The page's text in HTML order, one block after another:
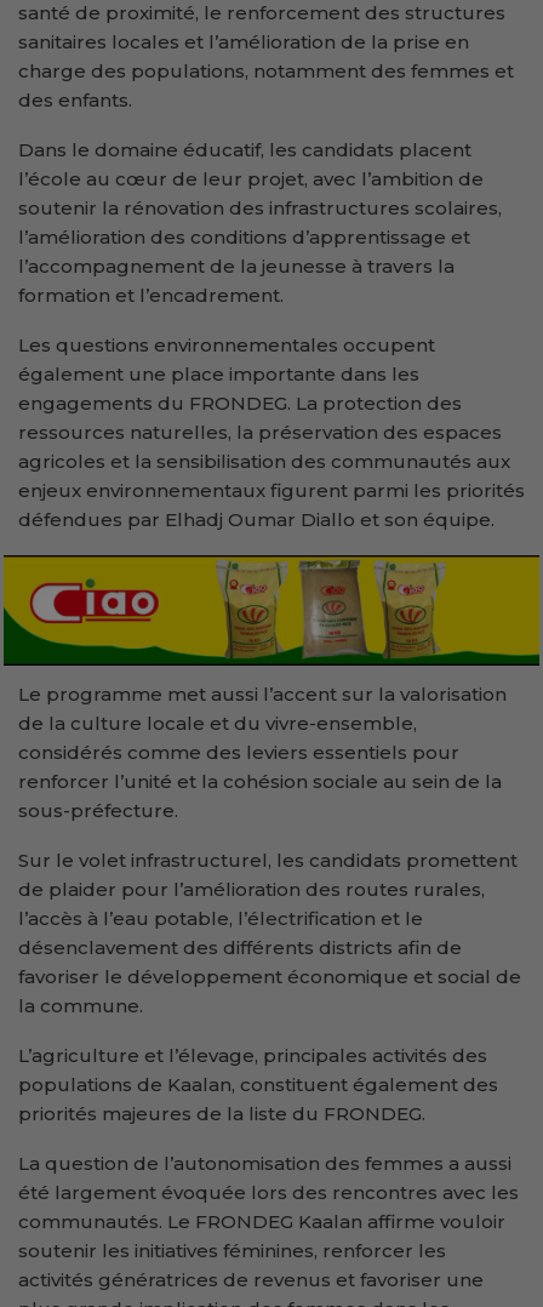
santé de proximité, le renforcement des structures
sanitaires locales et l’amélioration de la prise en
charge des populations, notamment des femmes et
des enfants.
Dans le domaine éducatif, les candidats placent
l’école au cœur de leur projet, avec l’ambition de
soutenir la rénovation des infrastructures scolaires,
l’amélioration des conditions d’apprentissage et
l’accompagnement de la jeunesse à travers la
formation et l’encadrement.
Les questions environnementales occupent
également une place importante dans les
engagements du FRONDEG. La protection des
ressources naturelles, la préservation des espaces
agricoles et la sensibilisation des communautés aux
enjeux environnementaux figurent parmi les priorités
défendues par Elhadj Oumar Diallo et son équipe.
Le programme met aussi l’accent sur la valorisation
de la culture locale et du vivre-ensemble,
considérés comme des leviers essentiels pour
renforcer l’unité et la cohésion sociale au sein de la
sous-préfecture.
Sur le volet infrastructurel, les candidats promettent
de plaider pour l’amélioration des routes rurales,
l’accès à l’eau potable, l’électrification et le
désenclavement des différents districts afin de
favoriser le développement économique et social de
la commune.
L’agriculture et l’élevage, principales activités des
populations de Kaalan, constituent également des
priorités majeures de la liste du FRONDEG.
La question de l’autonomisation des femmes a aussi
été largement évoquée lors des rencontres avec les
communautés. Le FRONDEG Kaalan affirme vouloir
soutenir les initiatives féminines, renforcer les
activités génératrices de revenus et favoriser une